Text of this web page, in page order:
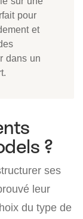
pour
et
dans un
?
ses
leur
du type de